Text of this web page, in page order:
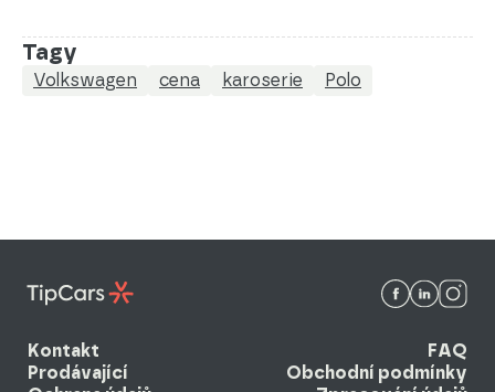
Tagy
Volkswagen cena karoserie Polo
Kontakt
FAQ
Prodávající
Obchodní podmínky